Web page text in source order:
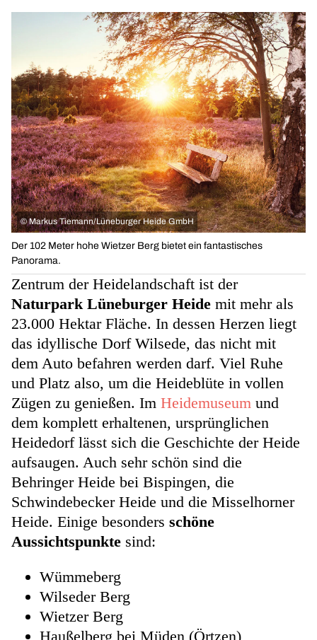
© Markus Tiemann/Lüneburger Heide GmbH
Der 102 Meter hohe Wietzer Berg bietet ein fantastisches
Panorama.
Zentrum der Heidelandschaft ist der
Naturpark Lüneburger Heide mit mehr als
23.000 Hektar Fläche. In dessen Herzen liegt
das idyllische Dorf Wilsede, das nicht mit
dem Auto befahren werden darf. Viel Ruhe
und Platz also, um die Heideblüte in vollen
Zügen zu genießen. Im Heidemuseum und
dem komplett erhaltenen, ursprünglichen
Heidedorf lässt sich die Geschichte der Heide
aufsaugen. Auch sehr schön sind die
Behringer Heide bei Bispingen, die
Schwindebecker Heide und die Misselhorner
Heide. Einige besonders schöne
Aussichtspunkte sind:
Wümmeberg
Wilseder Berg
Wietzer Berg
Haußelberg bei Müden (Örtzen)